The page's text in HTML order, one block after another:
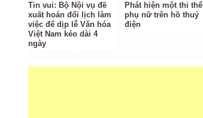
Tin vui: Bộ Nội vụ đề
xuất hoán đổi lịch làm
việc để dịp lễ Văn hóa
Việt Nam kéo dài 4
ngày
Phát hiện một thi thể
phụ nữ trên hồ thuỷ
điện